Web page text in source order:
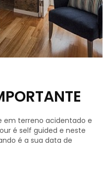
em terreno acidentado e
é self guided e neste
é a sua data de